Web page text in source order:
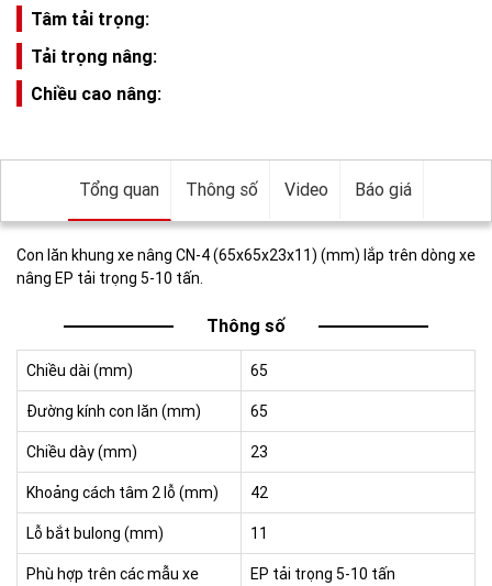
Tâm tải trọng:
Tải trọng nâng:
Chiều cao nâng:
Tổng quan Thông số Video Báo giá
Con lăn khung xe nâng CN-4 (65x65x23x11) (mm) lắp trên dòng xe
nâng EP tải trọng 5-10 tấn.
Thông số
Chiều dài (mm) 65
Đường kính con lăn (mm) 65
Chiều dày (mm) 23
Khoảng cách tâm 2 lỗ (mm) 42
Lỗ bắt bulong (mm) 11
Phù hợp trên các mẫu xe EP tải trọng 5-10 tấn